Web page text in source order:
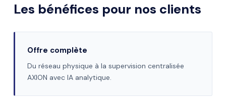
Les bénéfices pour nos clients
Offre complète
Du réseau physique à la supervision centralisée
AXION avec IA analytique.